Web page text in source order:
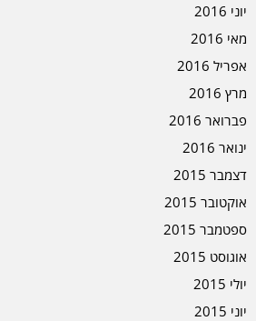
יוני 2016
מאי 2016
אפריל 2016
מרץ 2016
פברואר 2016
ינואר 2016
דצמבר 2015
אוקטובר 2015
ספטמבר 2015
אוגוסט 2015
יולי 2015
יוני 2015